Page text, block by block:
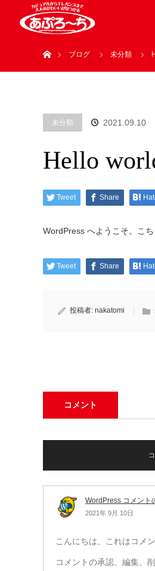
ブログ
未分類
未分類 2021.09.10
Hello
Tweet Share
WordPress へようこそ。こ
Tweet Share
投稿者: nakatomi
コメント
WordPress コメント
2021年 9月 10日
こんにちは、これはコメン
コメントの承認、編集、